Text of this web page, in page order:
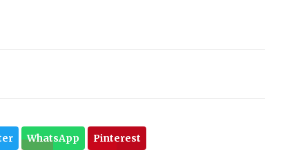
WhatsApp Pinterest